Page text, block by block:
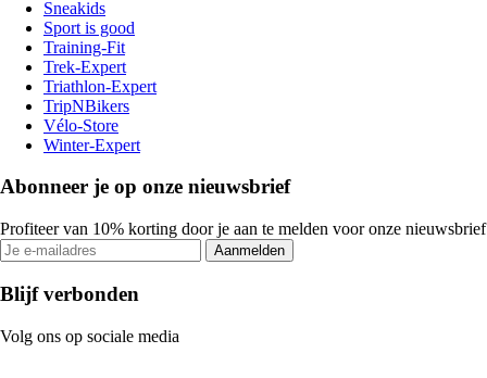
Sneakids
Sport is good
Training-Fit
Trek-Expert
Triathlon-Expert
TripNBikers
Vélo-Store
Winter-Expert
Abonneer je op onze nieuwsbrief
Profiteer van 10% korting door je aan te melden voor onze nieuwsbrief
Aanmelden
Blijf verbonden
Volg ons op sociale media